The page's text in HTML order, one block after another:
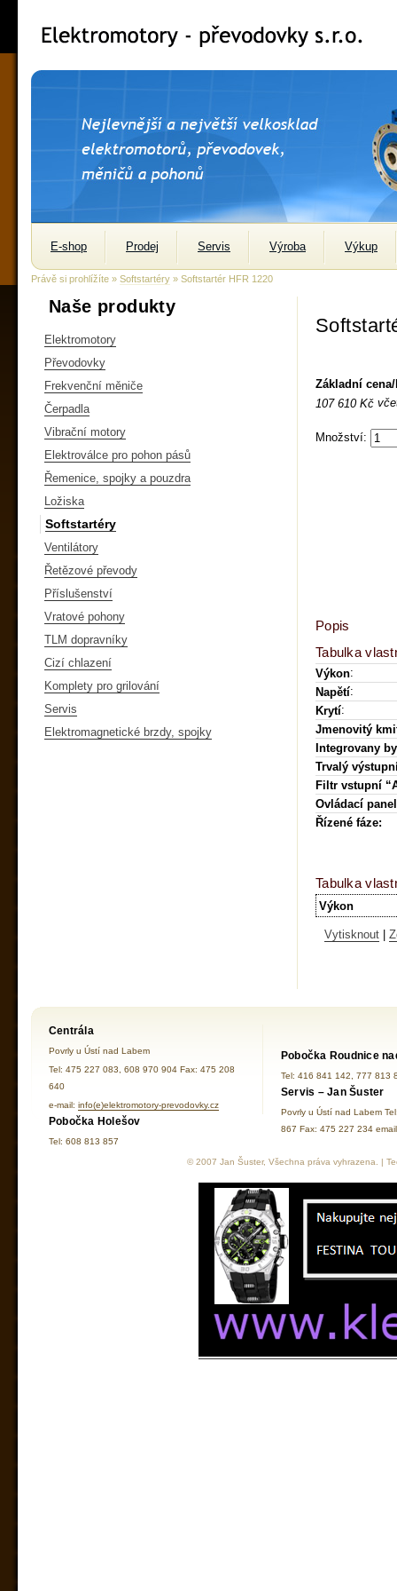
E-shop Prodej Servis Výroba Výkup
Právě si prohlížíte » Softstartéry » Softstartér HFR 1220
Naše produkty
Elektromotory
Převodovky
Frekvenční měniče
Čerpadla
Vibrační motory
Elektroválce pro pohon pásů
Řemenice, spojky a pouzdra
Ložiska
Softstartéry
Ventilátory
Řetězové převody
Příslušenství
Vratové pohony
TLM dopravníky
Cizí chlazení
Komplety pro grilování
Servis
Elektromagnetické brzdy, spojky
Základní
107 610 Kč
Množství:
Popis
Tabulka
Výkon:
Napětí:
Krytí:
Jmenovitý
Integrovany
Trvalý
Filtr vstupní
Ovládací panel
Řízené fáze:
Tabulka
Výkon
Vytisknout
Centrála
Povrly u Ústí nad Labem
Tel: 475 227 083, 608 970 904 Fax: 475 208
640
e-mail: info(e)elektromotory-prevodovky.cz
Pobočka Holešov
Tel: 608 813 857
Pobočka Roudnice
Tel: 416 841 142, 777 813
Servis – Jan Šuster
Povrly u Ústí nad Labem
867 Fax: 475 227 234
© 2007 Jan Šuster, Všechna práva vyhrazena. |